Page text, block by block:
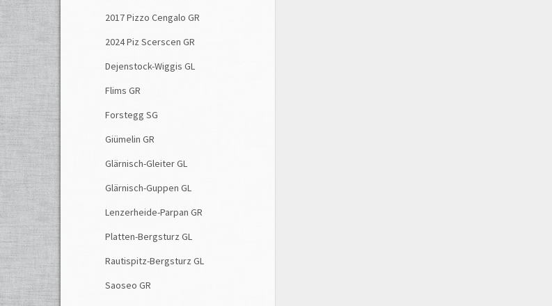
2017 Pizzo Cengalo GR
2024 Piz Scerscen GR
Dejenstock-Wiggis GL
Flims GR
Forstegg SG
Giümelin GR
Glärnisch-Gleiter GL
Glärnisch-Guppen GL
Lenzerheide-Parpan GR
Platten-Bergsturz GL
Rautispitz-Bergsturz GL
Saoseo GR